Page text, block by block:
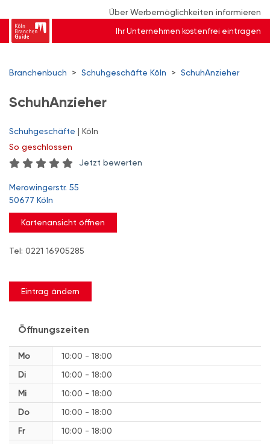
Über Werbemöglichkeiten informieren
Ihr Unternehmen kostenfrei eintragen
Branchenbuch > Schuhgeschäfte Köln > SchuhAnzieher
SchuhAnzieher
Schuhgeschäfte | Köln
So geschlossen
Jetzt bewerten
Merowingerstr. 55
50677 Köln
Kartenansicht öffnen
Tel: 0221 16905285
Eintrag ändern
Öffnungszeiten
Mo
10:00 - 18:00
Di
10:00 - 18:00
Mi
10:00 - 18:00
Do
10:00 - 18:00
Fr
10:00 - 18:00